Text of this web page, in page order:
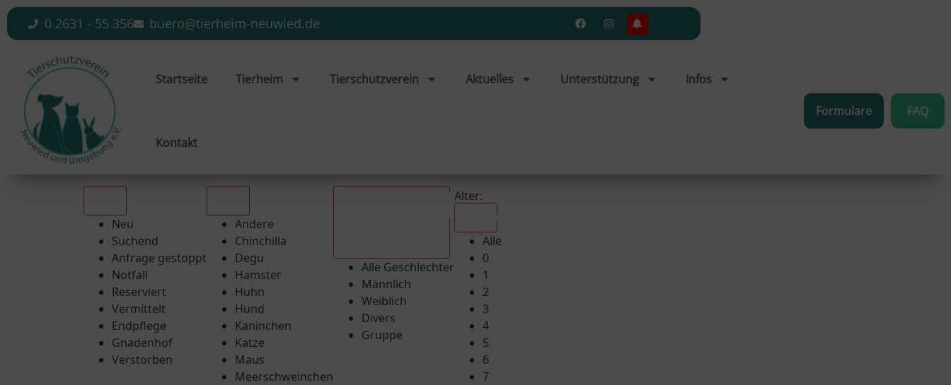
0 2631 - 55 356 buero@tierheim-neuwied.de
Startseite Tierheim Tierschutzverein Aktuelles Unterstützung Infos
Kontakt
Formulare FAQ
Neu
Suchend
Anfrage gestoppt
Notfall
Reserviert
Vermittelt
Endpflege
Gnadenhof
Verstorben
Andere
Chinchilla
Degu
Hamster
Huhn
Hund
Kaninchen
Katze
Maus
Meerschweinchen
Alle Geschlechter
Männlich
Weiblich
Divers
Gruppe
Alter:
Alle
0
1
2
3
4
5
6
7